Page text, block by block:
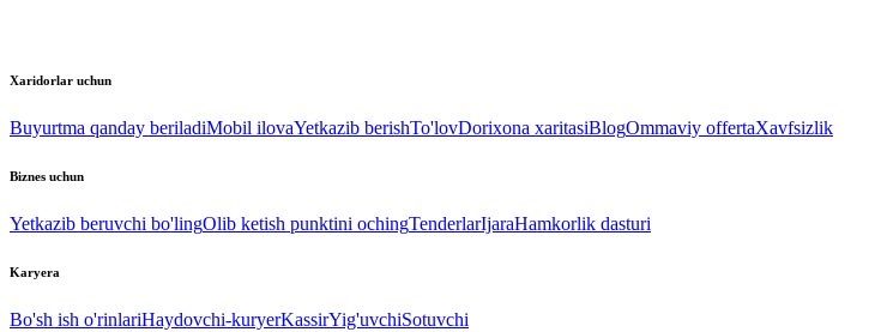
Xaridorlar uchun
Buyurtma qanday beriladiMobil ilovaYetkazib berishTo'lovDorixona xaritasiBlogOmmaviy offertaXavfsizlik
Biznes uchun
Yetkazib beruvchi bo'lingOlib ketish punktini ochingTenderlarIjaraHamkorlik dasturi
Karyera
Bo'sh ish o'rinlariHaydovchi-kuryerKassirYig'uvchiSotuvchi